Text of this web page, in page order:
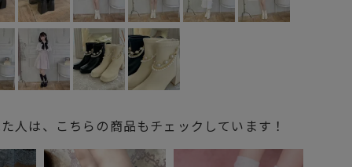
人は、こちらの商品もチェックしています！